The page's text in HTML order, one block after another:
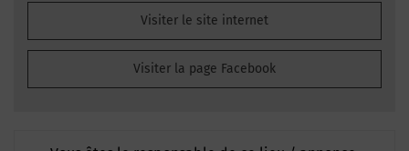
Visiter le site internet
Visiter la page Facebook